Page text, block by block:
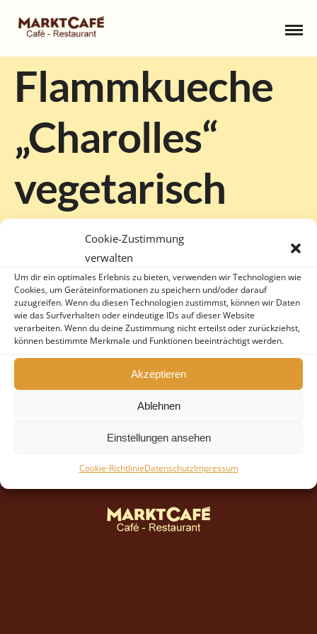
Cookie-Zustimmung
verwalten
Um dir ein optimales Erlebnis zu bieten, verwenden wir Technologien wie
Cookies, um Geräteinformationen zu speichern und/oder darauf
zuzugreifen. Wenn du diesen Technologien zustimmst, können wir Daten
wie das Surfverhalten oder eindeutige IDs auf dieser Website
verarbeiten. Wenn du deine Zustimmung nicht erteilst oder zurückziehst,
können bestimmte Merkmale und Funktionen beeinträchtigt werden.
Akzeptieren
Ablehnen
Einstellungen ansehen
Cookie-RichtlinieDatenschutzImpressum
Flammkueche
„Charolles“
vegetarisch